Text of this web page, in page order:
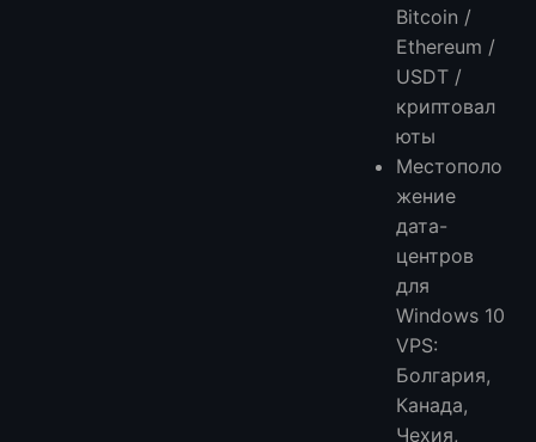
Bitcoin /
Ethereum /
USDT /
криптовал
юты
Местополо
жение
дата-
центров
для
Windows 10
VPS:
Болгария,
Канада,
Чехия,